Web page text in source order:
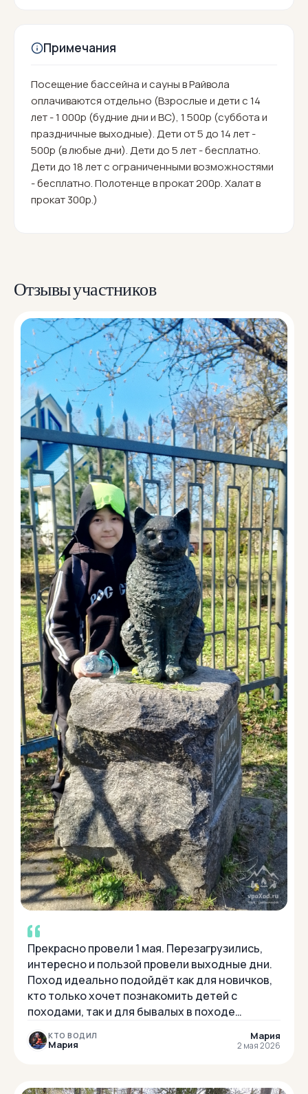
Примечания
Посещение бассейна и сауны в Райвола
оплачиваются отдельно (Взрослые и дети с 14
лет - 1 000р (будние дни и ВС), 1 500р (суббота и
праздничные выходные). Дети от 5 до 14 лет -
500р (в любые дни). Дети до 5 лет - бесплатно.
Дети до 18 лет с ограниченными возможностями
- бесплатно. Полотенце в прокат 200р. Халат в
прокат 300р.)
Отзывы участников
Прекрасно провели 1 мая. Перезагрузились,
интересно и пользой провели выходные дни.
Поход идеально подойдёт как для новичков,
кто только хочет познакомить детей с
походами, так и для бывалых в походе
ребятишек младшего школьного возраста.
Природа, з...
КТО ВОДИЛ
Мария
Мария
2 мая 2026